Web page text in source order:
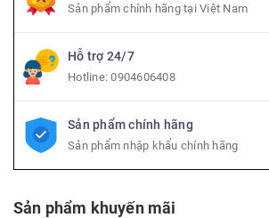
Sản phẩm chính hãng tại Việt Nam
Hỗ trợ 24/7
Hotline:0904606408
Sản phẩm chính hãng
Sản phẩm nhập khẩu chính hãng
Sản phẩm khuyến mãi